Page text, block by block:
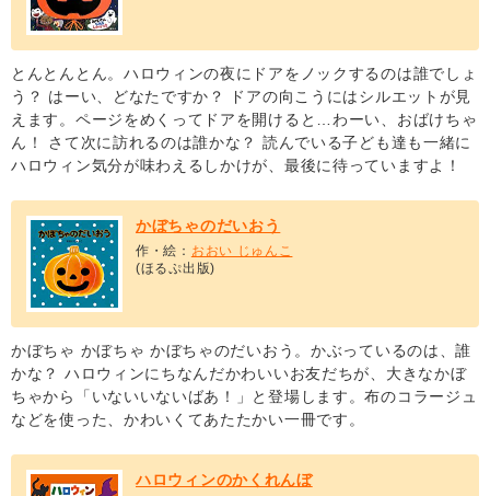
とんとんとん。ハロウィンの夜にドアをノックするのは誰でしょ
う？ はーい、どなたですか？ ドアの向こうにはシルエットが見
えます。ページをめくってドアを開けると…わーい、おばけちゃ
ん！ さて次に訪れるのは誰かな？ 読んでいる子ども達も一緒に
ハロウィン気分が味わえるしかけが、最後に待っていますよ！
かぼちゃのだいおう
作・絵： おおい じゅんこ
(ほるぷ出版)
かぼちゃ かぼちゃ かぼちゃのだいおう。かぶっているのは、誰
かな？ ハロウィンにちなんだかわいいお友だちが、大きなかぼ
ちゃから「いないいないばあ！」と登場します。布のコラージュ
などを使った、かわいくてあたたかい一冊です。
ハロウィンのかくれんぼ